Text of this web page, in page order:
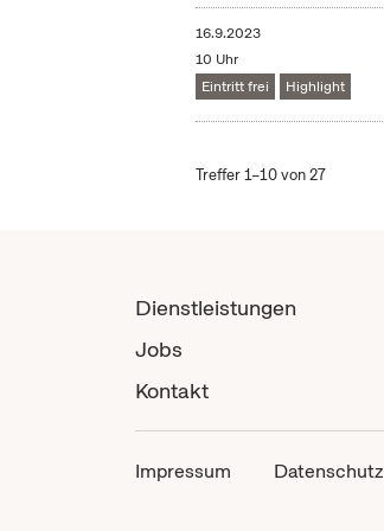
16.9.2023
10 Uhr
Eintritt frei
Highlight
Treffer 1–10 von 27
Dienstleistungen
Jobs
Kontakt
Impressum Datenschutz